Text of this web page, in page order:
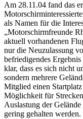
Am 28.11.04 fand das
als Namen für die
„Motorschirmfreunde
aktuell vorhandenen
nur die Neuzulassung
befriedigendes
klar, dass es sich nicht
sondern mehrere
Mitglied einen
Möglichkeit für
Auslastung der
gering gehalten werden.